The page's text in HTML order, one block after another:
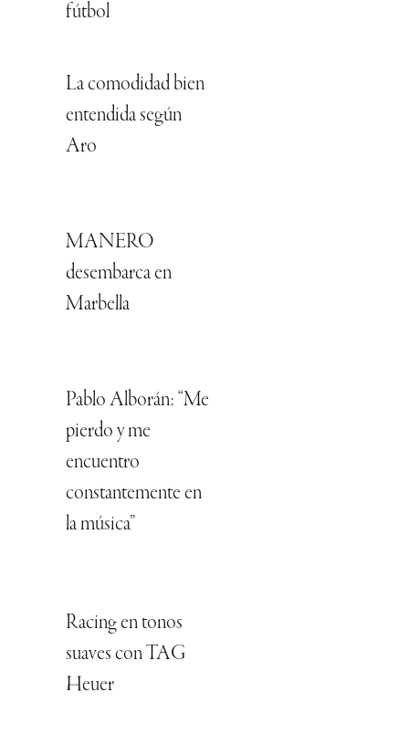
fútbol
La comodidad bien
entendida según
Aro
MANERO
desembarca en
Marbella
Pablo Alborán: “Me
pierdo y me
encuentro
constantemente en
la música”
Racing en tonos
suaves con TAG
Heuer